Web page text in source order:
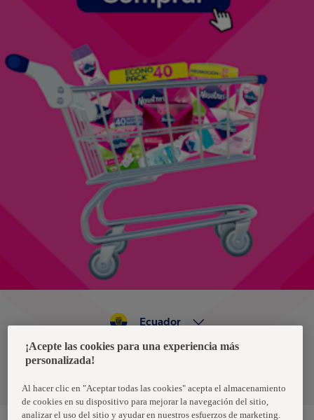
Política de privacidad de datos
Ecuador
¡Acepte las cookies para una experiencia más
personalizada!
Al hacer clic en "Aceptar todas las cookies" acepta el almacenamiento
de cookies en su dispositivo para mejorar la navegación del sitio,
analizar el uso del sitio y ayudar en nuestros esfuerzos de marketing.